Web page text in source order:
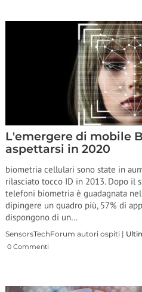
L'emergere di mobile
aspettarsi in 2020
biometria cellulari sono state in
rilasciato tocco ID in 2013. Dopo il
telefoni biometria è guadagnata
dipingere un quadro più, 57% di
dispongono di un…
SensorsTechForum autori ospiti |
0 Commenti